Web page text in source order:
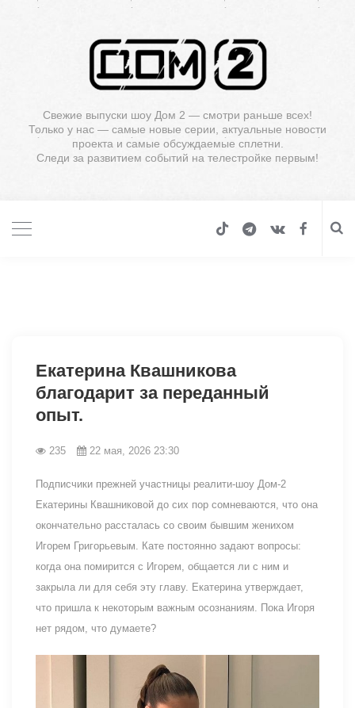
Свежие выпуски шоу Дом 2 — смотри раньше всех!
Только у нас — самые новые серии, актуальные новости
проекта и самые обсуждаемые сплетни.
Следи за развитием событий на телестройке первым!
Екатерина Квашникова
благодарит за переданный
опыт.
235 22 мая, 2026 23:30
Подписчики прежней участницы реалити-шоу Дом-2
Екатерины Квашниковой до сих пор сомневаются, что она
окончательно рассталась со своим бывшим женихом
Игорем Григорьевым. Кате постоянно задают вопросы:
когда она помирится с Игорем, общается ли с ним и
закрыла ли для себя эту главу. Екатерина утверждает,
что пришла к некоторым важным осознаниям. Пока Игоря
нет рядом, что думаете?